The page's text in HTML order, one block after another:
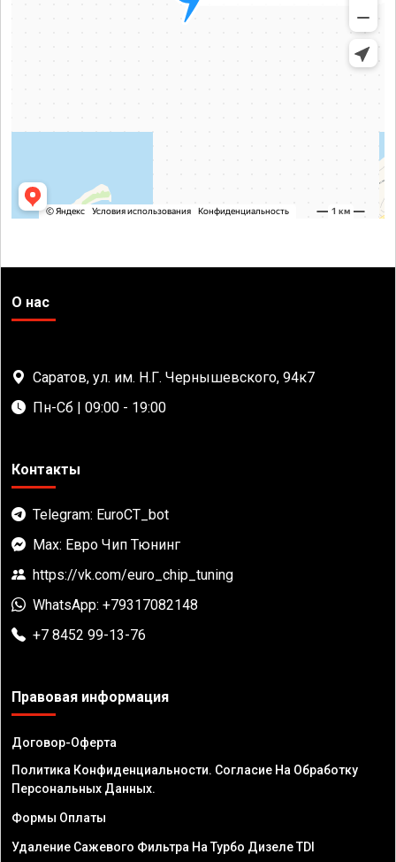
О нас
Саратов, ул. им. Н.Г. Чернышевского, 94к7
Пн-Сб | 09:00 - 19:00
Контакты
Telegram: EuroCT_bot
Max: Евро Чип Тюнинг
https://vk.com/euro_chip_tuning
WhatsApp: +79317082148
+7 8452 99-13-76
Правовая информация
Договор-Оферта
Политика Конфиденциальности. Согласие На Обработку
Персональных Данных.
Формы Оплаты
Удаление Сажевого Фильтра На Турбо Дизеле TDI